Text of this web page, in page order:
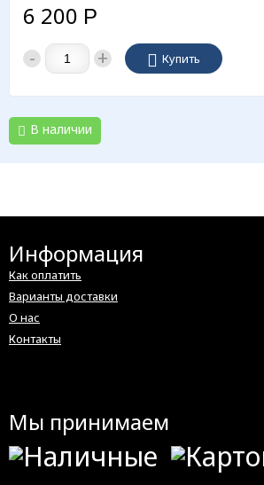
6 200 Р
- + Купить
В наличии
Информация
Как оплатить
Варианты доставки
О нас
Контакты
Мы принимаем